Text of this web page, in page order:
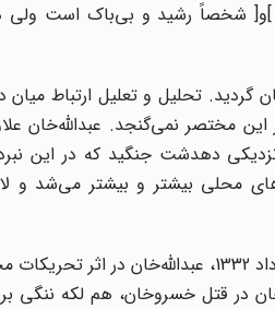
]و[ شخصاً رشید و بی‌باک است ولی
تحلیل و تعلیل ارتباط میان
مختصر نمی‌گنجد. عبدالله‌خان
با برادرش خسروخان نیز در نزدیکی دهدشت جنگید که در
محلی بیشتر و بیشتر می‌شد و
در نتیجه همین اختلافات بود که سرانجام اندکی پس از سقوط دولت دکتر مصدق در 28 مرداد
در قتل خسروخان، هم لکه ننگی